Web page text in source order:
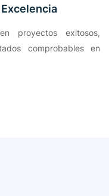
proyectos exitosos,
comprobables en